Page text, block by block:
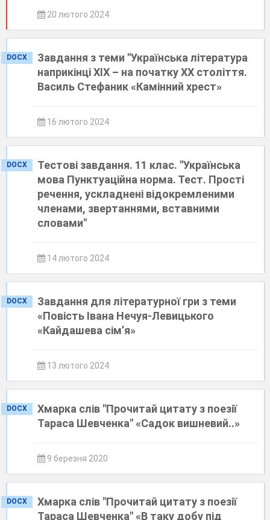
20 лютого 2024
DOCX
Завдання з теми "Українська література
наприкінці ХІХ – на початку ХХ століття.
Василь Стефаник «Камінний хрест»
16 лютого 2024
DOCX
Тестові завдання. 11 клас. "Українська
мова Пунктуаційна норма. Тест. Прості
речення, ускладнені відокремленими
членами, звертаннями, вставними
словами"
14 лютого 2024
DOCX
Завдання для літературної гри з теми
«Повість Івана Нечуя-Левицького
«Кайдашева сім’я»
13 лютого 2024
DOCX
Хмарка слів "Прочитай цитату з поезії
Тараса Шевченка" «Садок вишневий..»
9 березня 2020
DOCX
Хмарка слів "Прочитай цитату з поезії
Тараса Шевченка" «В таку добу під